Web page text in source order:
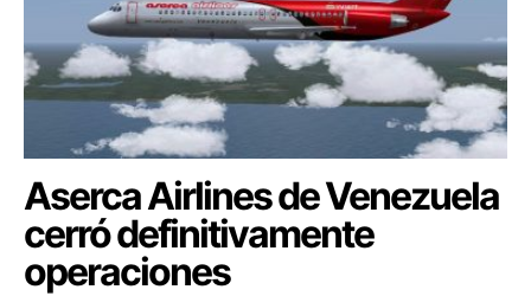
Aserca Airlines de Venezuela
cerró definitivamente
operaciones